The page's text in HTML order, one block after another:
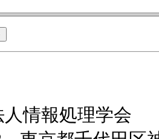
情報処理学会